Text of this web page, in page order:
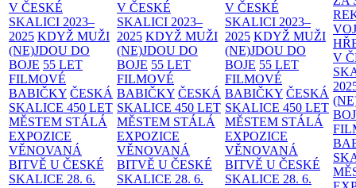
V ČESKÉ
SKALICI 2023–
2025 KDYŽ MUŽI
(NE)JDOU DO
BOJE 55 LET
FILMOVÉ
BABIČKY ČESKÁ
SKALICE 450 LET
MĚSTEM STÁLÁ
EXPOZICE
VĚNOVANÁ
BITVĚ U ČESKÉ
SKALICE 28. 6.
V ČESKÉ
SKALICI 2023–
2025 KDYŽ MUŽI
(NE)JDOU DO
BOJE 55 LET
FILMOVÉ
BABIČKY ČESKÁ
SKALICE 450 LET
MĚSTEM STÁLÁ
EXPOZICE
VĚNOVANÁ
BITVĚ U ČESKÉ
SKALICE 28. 6.
V ČESKÉ
SKALICI 2023–
2025 KDYŽ MUŽI
(NE)JDOU DO
BOJE 55 LET
FILMOVÉ
BABIČKY ČESKÁ
SKALICE 450 LET
MĚSTEM STÁLÁ
EXPOZICE
VĚNOVANÁ
BITVĚ U ČESKÉ
SKALICE 28. 6.
V